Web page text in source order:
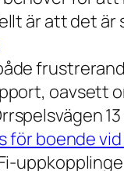
är att det
oavsett
för boende